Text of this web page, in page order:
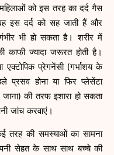
को इस तरह का दर्द गैस
इस दर्द को सह जाती हैं और
भी हो सकता है। शरीर में
ज्यादा जरूरत होती है।
एक्टोपिक प्रेगनेंसी (गर्भाशय के
होना या फिर प्लेसेंटा
की तरफ इशारा हो सकता
जांच करवाएं।
तरह की समस्याओं का सामना
सेहत के साथ साथ बच्चे की